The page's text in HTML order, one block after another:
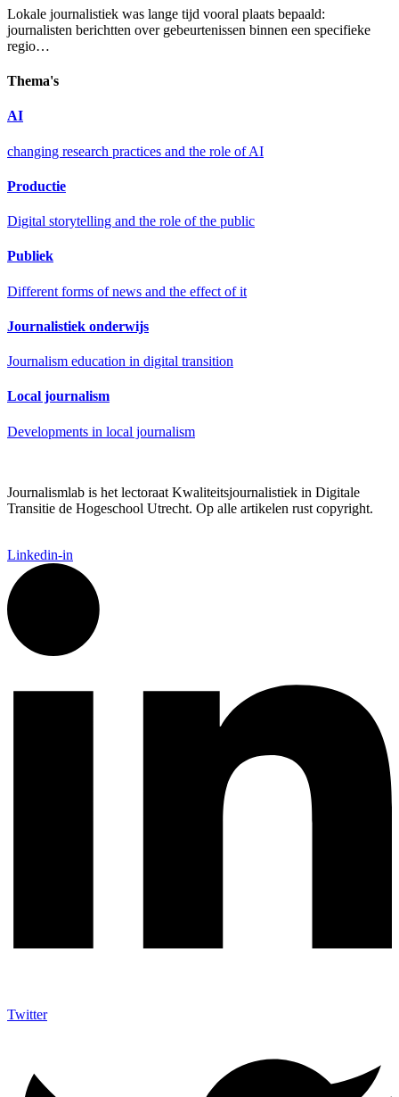
Lokale journalistiek was lange tijd vooral plaats bepaald:
journalisten berichtten over gebeurtenissen binnen een specifieke
regio…
Thema's
AI
changing research practices and the role of AI
Productie
Digital storytelling and the role of the public
Publiek
Different forms of news and the effect of it
Journalistiek onderwijs
Journalism education in digital transition
Local journalism
Developments in local journalism
Journalismlab is het lectoraat Kwaliteitsjournalistiek in Digitale
Transitie de Hogeschool Utrecht. Op alle artikelen rust copyright.
Linkedin-in
Twitter